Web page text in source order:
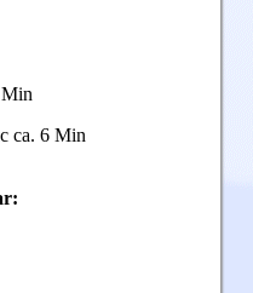
ca. 6 Min